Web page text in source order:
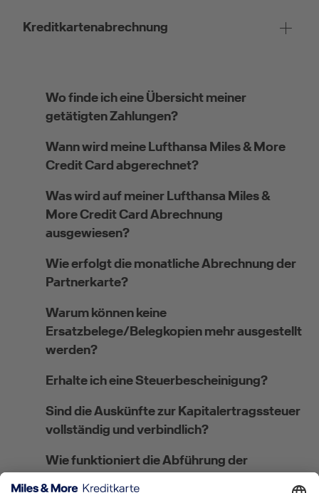
Kreditkartenabrechnung
Wo finde ich eine Übersicht meiner
getätigten Zahlungen?
Wann wird meine Lufthansa Miles & More
Credit Card abgerechnet?
Was wird auf meiner Lufthansa Miles &
More Credit Card Abrechnung
ausgewiesen?
Wie erfolgt die monatliche Abrechnung der
Partnerkarte?
Warum können keine
Ersatzbelege/Belegkopien mehr ausgestellt
werden?
Erhalte ich eine Steuerbescheinigung?
Sind die Auskünfte zur Kapitalertragssteuer
vollständig und verbindlich?
Wie funktioniert die Abführung der
Kirchensteuer?